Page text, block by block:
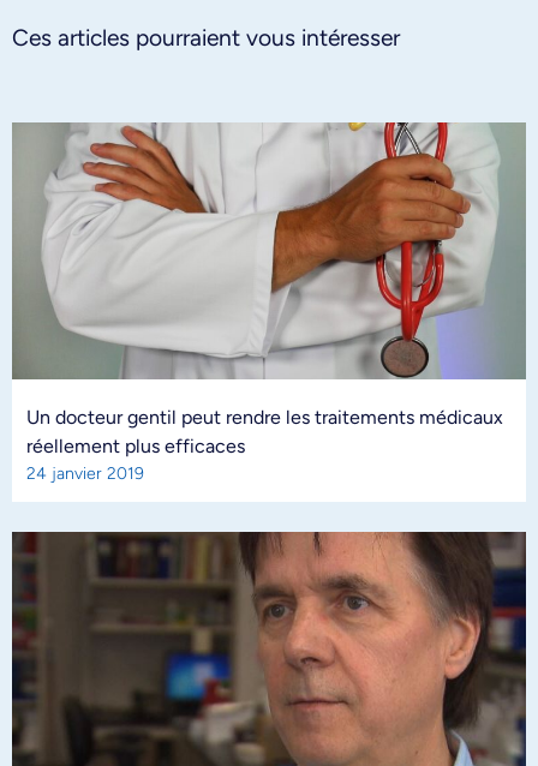
Ces articles pourraient vous intéresser
Un docteur gentil peut rendre les traitements médicaux
réellement plus efficaces
24 janvier 2019